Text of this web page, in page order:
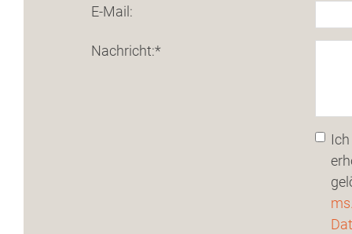
E-Mail:
Nachricht:*